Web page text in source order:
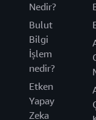
Nedir?
Bulut
Bilgi
İşlem
nedir?
Etken
Yapay
Zeka